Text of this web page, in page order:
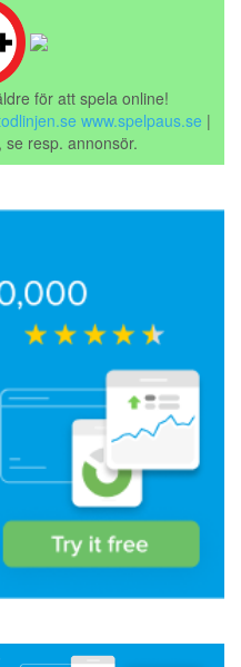
för att spela online!
www.spelpaus.se |
se resp. annonsör.